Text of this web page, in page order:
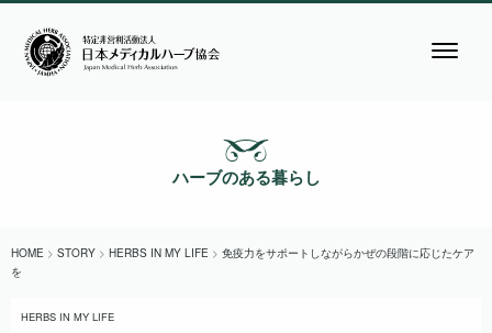
ハーブのある暮らし
HOME > STORY > HERBS IN MY LIFE > 免疫力をサポートしながらかぜの段階に応じたケア
を
HERBS IN MY LIFE